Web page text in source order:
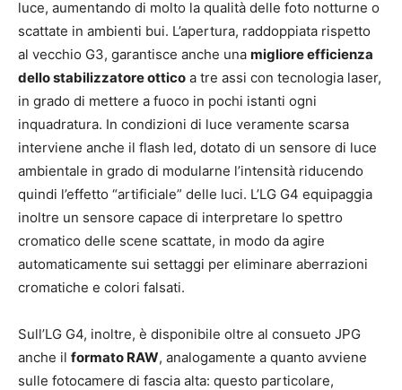
luce, aumentando di molto la qualità delle foto notturne o
scattate in ambienti bui. L’apertura, raddoppiata rispetto
al vecchio G3, garantisce anche una migliore efficienza
dello stabilizzatore ottico a tre assi con tecnologia laser,
in grado di mettere a fuoco in pochi istanti ogni
inquadratura. In condizioni di luce veramente scarsa
interviene anche il flash led, dotato di un sensore di luce
ambientale in grado di modularne l’intensità riducendo
quindi l’effetto “artificiale” delle luci. L’LG G4 equipaggia
inoltre un sensore capace di interpretare lo spettro
cromatico delle scene scattate, in modo da agire
automaticamente sui settaggi per eliminare aberrazioni
cromatiche e colori falsati.
Sull’LG G4, inoltre, è disponibile oltre al consueto JPG
anche il formato RAW, analogamente a quanto avviene
sulle fotocamere di fascia alta: questo particolare,